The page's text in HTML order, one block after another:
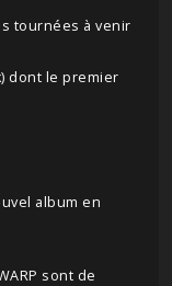
tournées à venir
dont le premier
album en
sont de